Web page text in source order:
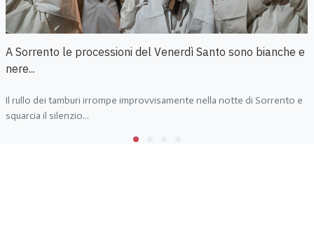
A Sorrento le processioni del Venerdì Santo sono bianche e
nere...
Il rullo dei tamburi irrompe improvvisamente nella notte di Sorrento e
squarcia il silenzio...